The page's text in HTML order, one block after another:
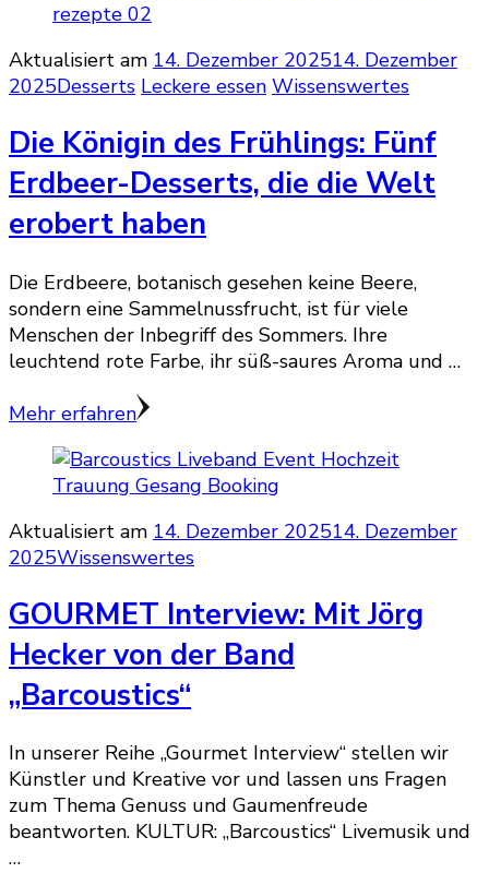
Aktualisiert am 14. Dezember 202514. Dezember
2025Desserts Leckere essen Wissenswertes
Die Königin des Frühlings: Fünf
Erdbeer-Desserts, die die Welt
erobert haben
Die Erdbeere, botanisch gesehen keine Beere,
sondern eine Sammelnussfrucht, ist für viele
Menschen der Inbegriff des Sommers. Ihre
leuchtend rote Farbe, ihr süß-saures Aroma und …
Mehr erfahren
Aktualisiert am 14. Dezember 202514. Dezember
2025Wissenswertes
GOURMET Interview: Mit Jörg
Hecker von der Band
„Barcoustics“
In unserer Reihe „Gourmet Interview“ stellen wir
Künstler und Kreative vor und lassen uns Fragen
zum Thema Genuss und Gaumenfreude
beantworten. KULTUR: „Barcoustics“ Livemusik und
…